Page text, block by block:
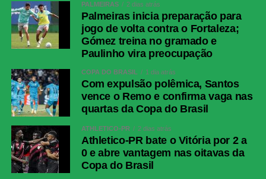
Scaloni e Mac Allister
Cartão
vermelho
Nenhum Enzo Fernández
Árbitro
Slavko Vincic (ESL)
Assistentes
Tomaz Klancnik
(ESL) e Andraz
Kovacic (ESL)
VAR
Bastian Dankert
(ALE)
PALMEIRAS 2 dias atrás
Palmeiras inicia preparação para
jogo de volta contra o Fortaleza;
Gómez treina no gramado e
Paulinho vira preocupação
COPA DO BRASIL 1 dia atrás
Com expulsão polêmica, Santos
vence o Remo e confirma vaga nas
quartas da Copa do Brasil
ATHLETICO-PR 2 dias atrás
Athletico-PR bate o Vitória por 2 a
0 e abre vantagem nas oitavas da
Copa do Brasil